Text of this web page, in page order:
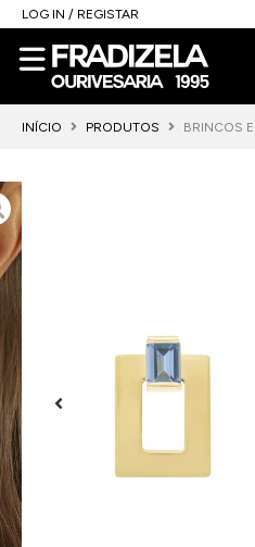
LOG IN / REGISTAR
INÍCIO PRODUTOS BRINCOS